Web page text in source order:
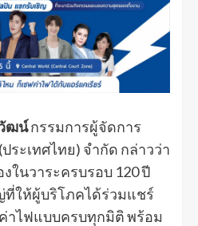
ฒน์กรรมการผู้จัดการ
ระเทศไทย) จำกัด กล่าวว่า
ในวาระครบรอบ 120 ปี
ที่ให้ผู้บริโภคได้ร่วมแชร์
าไฟแบบครบทุกมิติ พร้อม